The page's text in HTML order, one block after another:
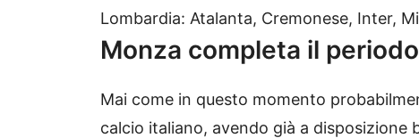
Lombardia: Atalanta, Cremonese, Inter,
Monza completa il
Mai come in questo momento
calcio italiano, avendo già a disposizione